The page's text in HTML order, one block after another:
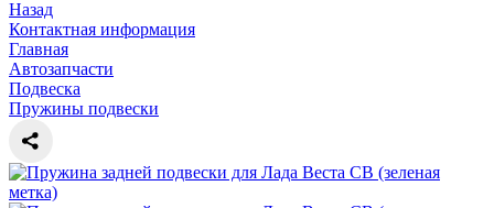
Назад
Контактная информация
Главная
Автозапчасти
Подвеска
Пружины подвески